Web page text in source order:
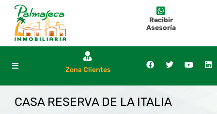
Recibir
Asesoría
Zona Clientes
CASA RESERVA DE LA ITALIA